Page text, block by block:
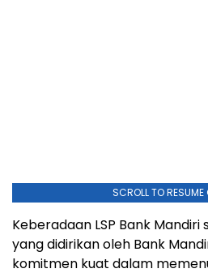
SCROLL TO RESUME
Keberadaan LSP Bank Mandiri
yang didirikan oleh Bank
komitmen kuat dalam